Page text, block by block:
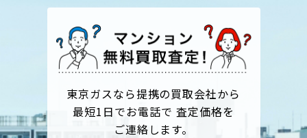
東京ガスなら提携の買取会社から
最短1日でお電話で 査定価格を
ご連絡します。